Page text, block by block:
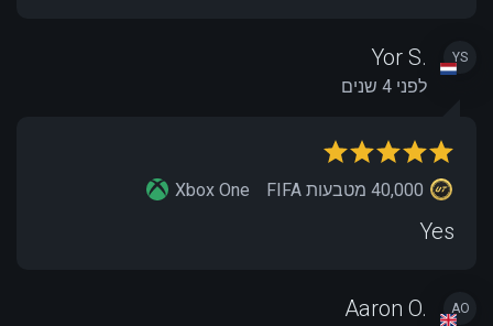
YS
Yor S.
לפני 4 שנים
Xbox One
Yes
AO
Aaron O.